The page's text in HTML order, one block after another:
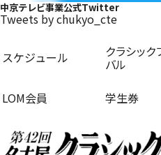
中京テレビ事業公式Twitter
Tweets by chukyo_cte
スケジュール クラシック
バル
LOM会員
学生券